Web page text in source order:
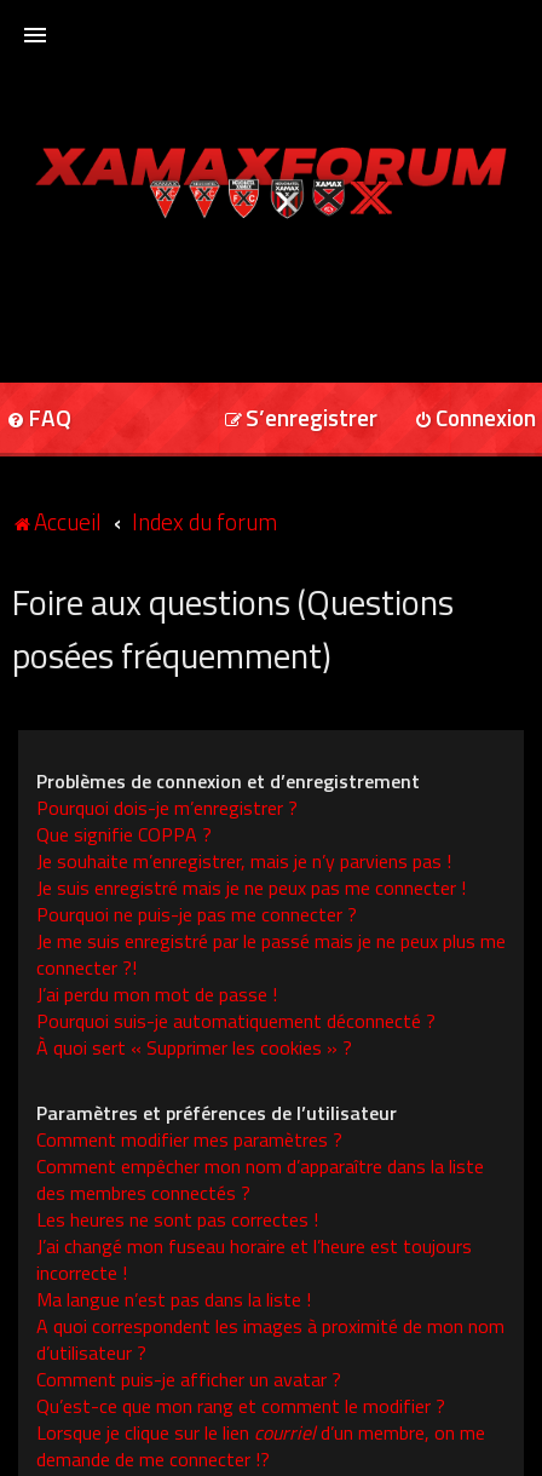
XAMAXFORUM
FAQ Connexion
S’enregistrer
Accueil Index du forum
Foire aux questions (Questions
posées fréquemment)
Problèmes de connexion et d’enregistrement
Pourquoi dois-je m’enregistrer ?
Que signifie COPPA ?
Je souhaite m’enregistrer, mais je n’y parviens pas !
Je suis enregistré mais je ne peux pas me connecter !
Pourquoi ne puis-je pas me connecter ?
Je me suis enregistré par le passé mais je ne peux plus me
connecter ?!
J’ai perdu mon mot de passe !
Pourquoi suis-je automatiquement déconnecté ?
À quoi sert « Supprimer les cookies » ?
Paramètres et préférences de l’utilisateur
Comment modifier mes paramètres ?
Comment empêcher mon nom d’apparaître dans la liste
des membres connectés ?
Les heures ne sont pas correctes !
J’ai changé mon fuseau horaire et l’heure est toujours
incorrecte !
Ma langue n’est pas dans la liste !
A quoi correspondent les images à proximité de mon nom
d’utilisateur ?
Comment puis-je afficher un avatar ?
Qu’est-ce que mon rang et comment le modifier ?
Lorsque je clique sur le lien courrield’un membre, on me
demande de me connecter !?